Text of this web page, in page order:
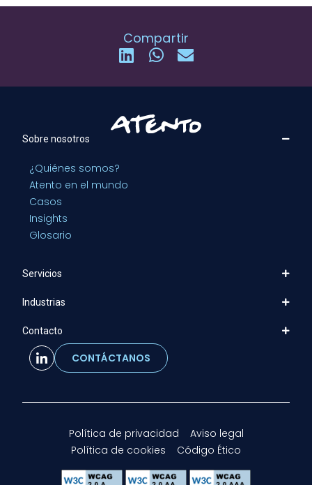
Compartir
Sobre nosotros
¿Quiénes somos?
Atento en el mundo
Casos
Insights
Glosario
Servicios
Industrias
Contacto
CONTÁCTANOS
Política de privacidad
Aviso legal
Política de cookies
Código Ético